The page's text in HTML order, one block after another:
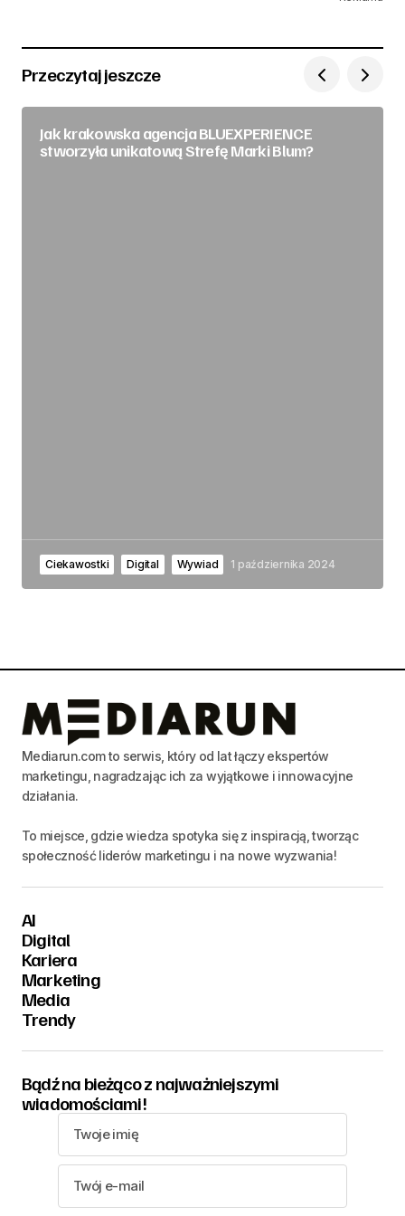
Przeczytaj jeszcze
Jak krakowska agencja BLUEXPERIENCE
stworzyła unikatową Strefę Marki Blum?
Ciekawostki Digital Wywiad 1 października 2024
Mediarun.com to serwis, który od lat łączy ekspertów
marketingu, nagradzając ich za wyjątkowe i innowacyjne
działania.
To miejsce, gdzie wiedza spotyka się z inspiracją, tworząc
społeczność liderów marketingu i na nowe wyzwania!
AI
Digital
Kariera
Marketing
Media
Trendy
Bądź na bieżąco z najważniejszymi
wiadomościami!